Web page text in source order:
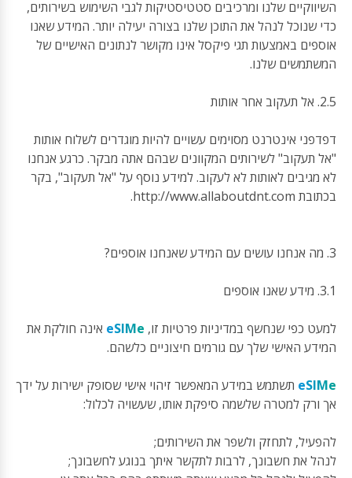
השיווקיים שלנו ומרכיבים סטטיסטיקות לגבי השימוש בשירותים,
כדי שנוכל לנהל את התוכן שלנו בצורה יעילה יותר. המידע שאנו
אוספים באמצעות תגי פיקסל אינו מקושר לנתונים האישיים של
המשתמשים שלנו.
2.5. אל תעקוב אחר אותות
דפדפני אינטרנט מסוימים עשויים להיות מוגדרים לשלוח אותות
"אל תעקוב" לשירותים המקוונים שבהם אתה מבקר. כרגע אנחנו
לא מגיבים לאותות לא לעקוב. למידע נוסף על "אל תעקוב", בקר
בכתובת http://www.allaboutdnt.com.
3. מה אנחנו עושים עם המידע שאנחנו אוספים?
3.1. מידע שאנו אוספים
למעט כפי שנחשף במדיניות פרטיות זו, eSIMe אינה חולקת את
המידע האישי שלך עם גורמים חיצוניים כלשהם.
eSIMe תשתמש במידע המאפשר זיהוי אישי שסופק ישירות על ידך
אך ורק למטרה שלשמה סיפקת אותו, שעשויה לכלול:
להפעיל, לתחזק ולשפר את השירותים;
לנהל את חשבונך, לרבות לתקשר איתך בנוגע לחשבונך;